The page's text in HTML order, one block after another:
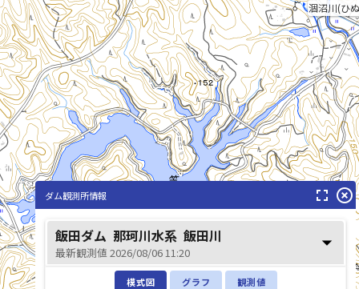
涸沼川(ひ
ダム観測所情報 fullscreen highlight_off
飯田ダム 那珂川水系 飯田川
最新観測値 2026/08/06 11:20 arrow_drop_down
模式図 グラフ 観測値